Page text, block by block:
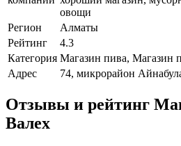
овощи
Регион
Алматы
Рейтинг
4.3
Категория Магазин пива, Магазин
Адрес
74, микрорайон
Отзывы и рейтинг
Валех